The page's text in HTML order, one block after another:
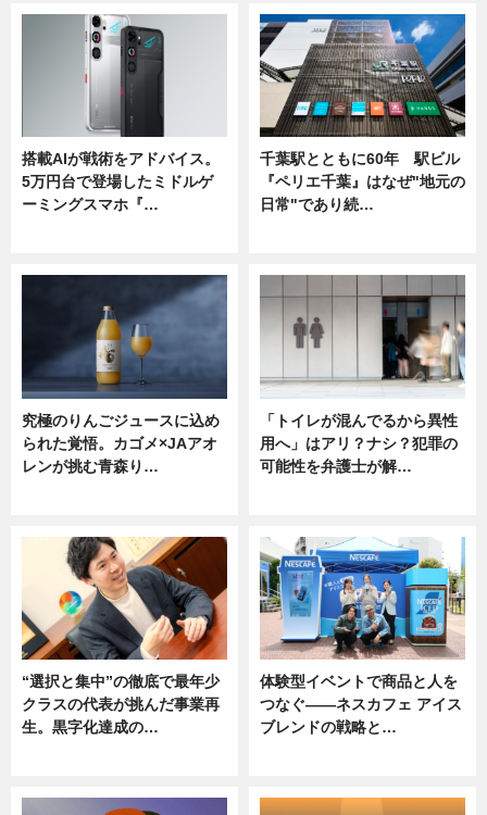
搭載AIが戦術をアドバイス。
5万円台で登場したミドルゲ
ーミングスマホ『…
千葉駅とともに60年 駅ビル
『ペリエ千葉』はなぜ"地元の
日常"であり続…
究極のりんごジュースに込め
られた覚悟。カゴメ×JAアオ
レンが挑む青森り…
「トイレが混んでるから異性
用へ」はアリ？ナシ？犯罪の
可能性を弁護士が解…
“選択と集中”の徹底で最年少
クラスの代表が挑んだ事業再
生。黒字化達成の…
体験型イベントで商品と人を
つなぐ――ネスカフェ アイス
ブレンドの戦略と…